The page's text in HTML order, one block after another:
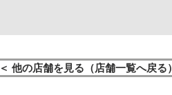
＜ 他の店舗を見る（店舗一覧へ戻る）